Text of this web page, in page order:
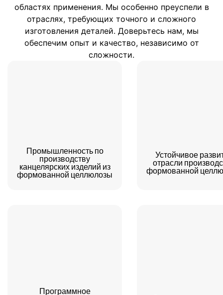
pre‑punch tie holes, include
elastic bands, or adjust eye
openings to your specs. For
branding that feels refined, opt
for embossed or debossed
pallet height and storage
footprint, and we offer bulk or
kit packaging to match your
областях применения. Мы особенно преуспели в
отраслях, требующих точного и сложного
изготовления деталей. Доверьтесь нам, мы
обеспечим опыт и качество, независимо от
сложности.
Промышленность по
производству
канцелярских изделий из
формованной целлюлозы
Устойчивое
отрасли
формованной
Программное